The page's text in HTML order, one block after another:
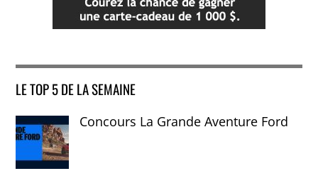
LE TOP 5 DE LA SEMAINE
Concours La Grande Aventure Ford